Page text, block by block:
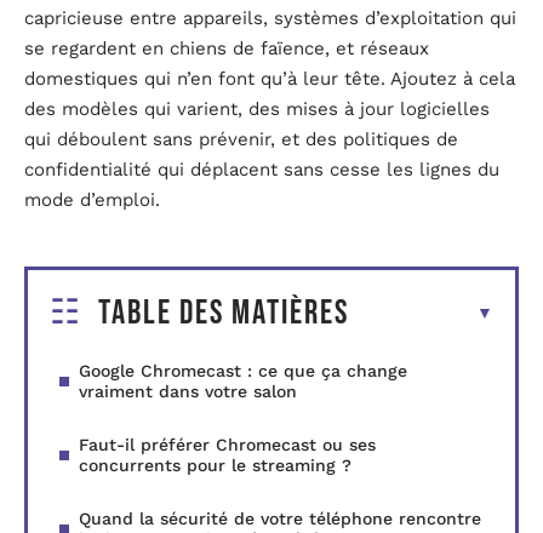
capricieuse entre appareils, systèmes d’exploitation qui
se regardent en chiens de faïence, et réseaux
domestiques qui n’en font qu’à leur tête. Ajoutez à cela
des modèles qui varient, des mises à jour logicielles
qui déboulent sans prévenir, et des politiques de
confidentialité qui déplacent sans cesse les lignes du
mode d’emploi.
Table des matières
Google Chromecast : ce que ça change
vraiment dans votre salon
Faut-il préférer Chromecast ou ses
concurrents pour le streaming ?
Quand la sécurité de votre téléphone rencontre